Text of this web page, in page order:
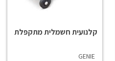
קלנועית חשמלית מתקפלת
GENIE